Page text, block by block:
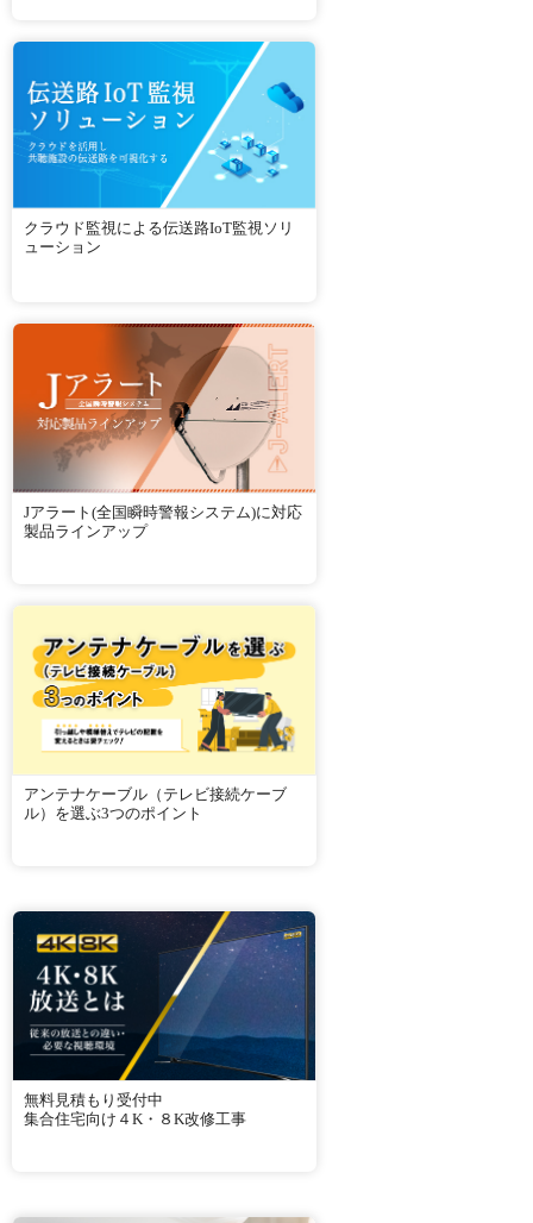
クラウド監視による伝送路IoT監視ソリ
ューション
Jアラート(全国瞬時警報システム)に対応
製品ラインアップ
アンテナケーブル（テレビ接続ケーブ
ル）を選ぶ3つのポイント
無料見積もり受付中
集合住宅向け４K・８K改修工事